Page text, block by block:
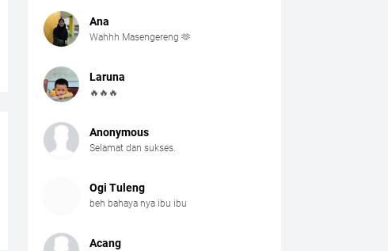
Ana
Wahhh Masengereng 🫶
Laruna
🔥🔥🔥
Anonymous
Selamat dan sukses.
Ogi Tuleng
beh bahaya nya ibu ibu
Acang